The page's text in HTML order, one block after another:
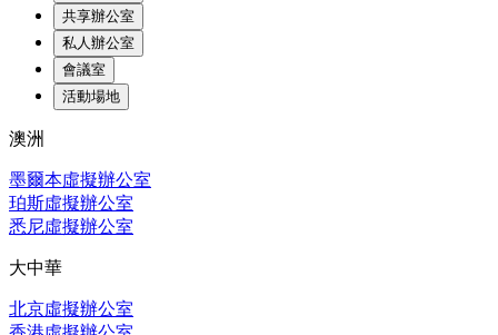
共享辦公室
私人辦公室
會議室
活動場地
澳洲
墨爾本虛擬辦公室
珀斯虛擬辦公室
悉尼虛擬辦公室
大中華
北京虛擬辦公室